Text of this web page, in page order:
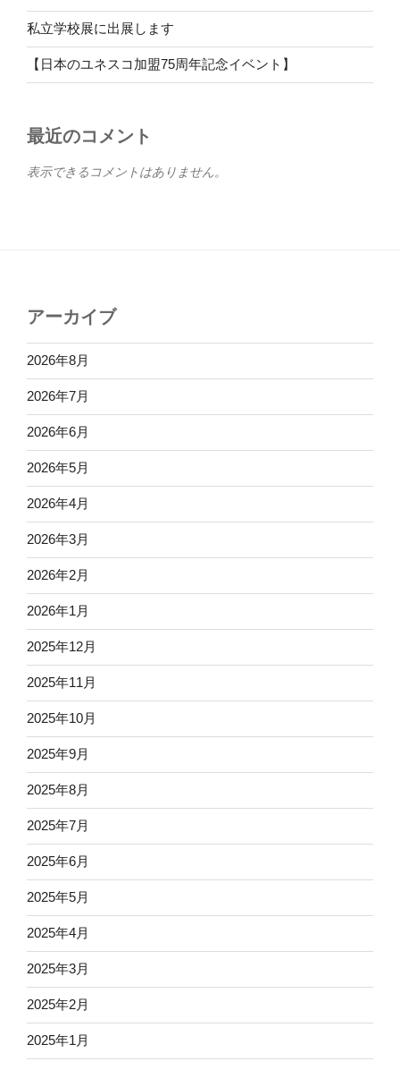
私立学校展に出展します
【日本のユネスコ加盟75周年記念イベント】
最近のコメント
表示できるコメントはありません。
アーカイブ
2026年8月
2026年7月
2026年6月
2026年5月
2026年4月
2026年3月
2026年2月
2026年1月
2025年12月
2025年11月
2025年10月
2025年9月
2025年8月
2025年7月
2025年6月
2025年5月
2025年4月
2025年3月
2025年2月
2025年1月